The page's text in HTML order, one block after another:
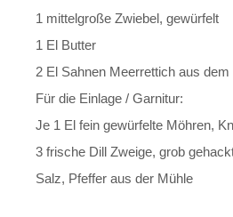
1 mittelgroße Zwiebel, gewürfelt
1 El Butter
2 El Sahnen Meerrettich aus dem
Für die Einlage / Garnitur:
Je 1 El fein gewürfelte Möhren,
3 frische Dill Zweige, grob
Salz, Pfeffer aus der Mühle